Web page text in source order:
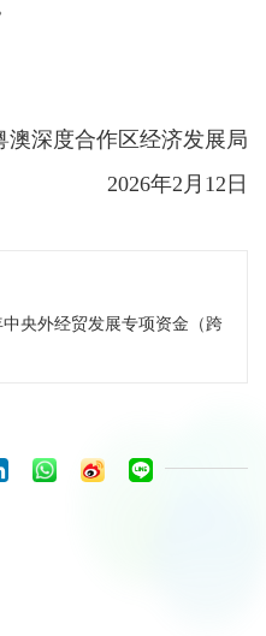
澳深度合作区经济发展局
2026年2月12日
央外经贸发展专项资金（跨